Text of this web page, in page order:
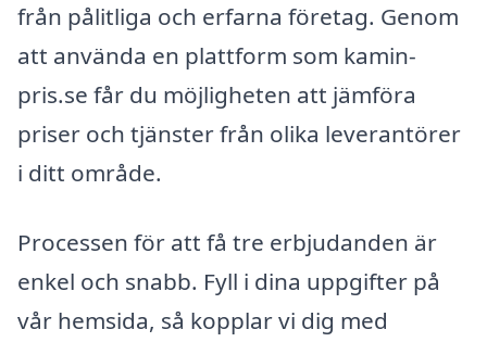
från pålitliga och erfarna företag. Genom
att använda en plattform som kamin-
pris.se får du möjligheten att jämföra
priser och tjänster från olika leverantörer
i ditt område.
Processen för att få tre erbjudanden är
enkel och snabb. Fyll i dina uppgifter på
vår hemsida, så kopplar vi dig med